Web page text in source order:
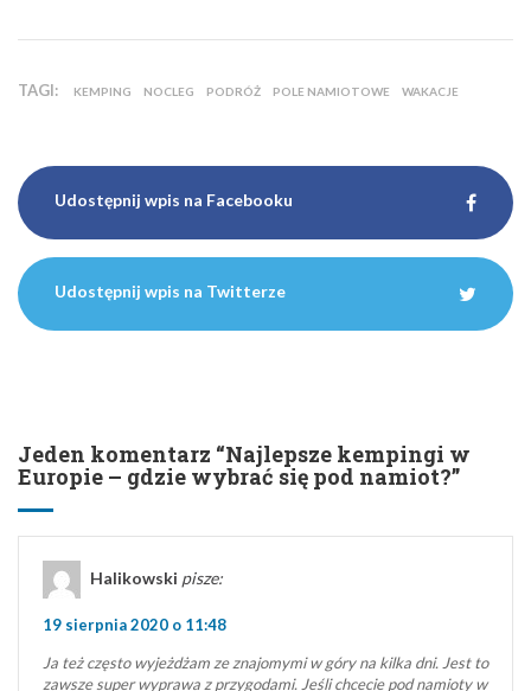
TAGI: KEMPING NOCLEG PODRÓŻ POLE NAMIOTOWE WAKACJE
Udostępnij wpis na Facebooku
Udostępnij wpis na Twitterze
Jeden komentarz “Najlepsze kempingi w
Europie – gdzie wybrać się pod namiot?”
Halikowski pisze:
19 sierpnia 2020 o 11:48
Ja też często wyjeżdżam ze znajomymi w góry na kilka dni. Jest to
zawsze super wyprawa z przygodami. Jeśli chcecie pod namioty w